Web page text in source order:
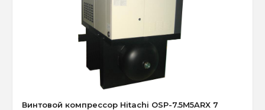
Винтовой компрессор Hitachi OSP-7.5M5ARX 7